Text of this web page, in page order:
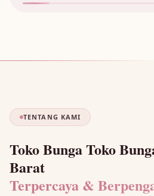
TENTANG KAMI
Toko Bunga Toko
Barat
Terpercaya &